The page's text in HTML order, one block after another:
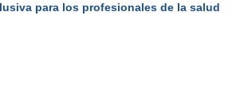
para los profesionales de la salud